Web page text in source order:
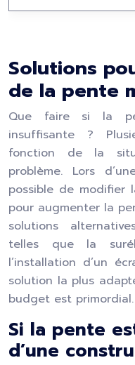
Solutions
de la pente
Que faire si la
insuffisante ?
fonction de la
problème. Lors
possible de modifier
pour augmenter la
solutions
telles que la
l’installation d’un
solution la plus
budget est primordial.
Si la pente
d’une